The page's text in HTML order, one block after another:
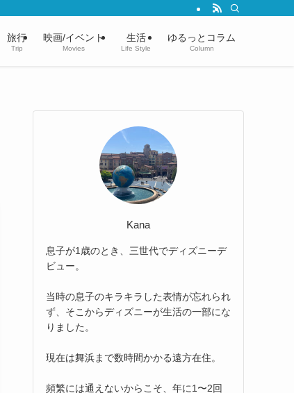
旅行
Trip
映画/イベント
Movies
生活
Life Style
ゆるっとコラム
Column
Kana
息子が1歳のとき、三世代でディズニーデ
ビュー。
当時の息子のキラキラした表情が忘れられ
ず、そこからディズニーが生活の一部にな
りました。
現在は舞浜まで数時間かかる遠方在住。
頻繁には通えないからこそ、年に1〜2回